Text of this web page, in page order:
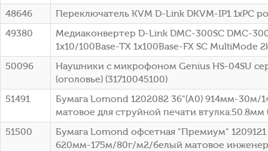
48646
Переключатель KVM D-Link DKVM-IP1 1xPC
49380
Медиаконвертер D-Link DMC-300SC DMC-
1x10/100Base-TX 1x100Base-FX SC MultiMode
50096
Наушники с микрофоном Genius HS-04SU
(оголовье) (31710045100)
51491
Бумага Lomond 1202082 36"(A0) 914мм-30м/
матовое для струйной печати втулка:50.8мм
51500
Бумага Lomond офсетная "Премиум" 1209121
620мм-175м/80г/м2/белый матовое